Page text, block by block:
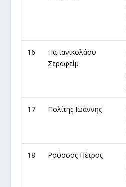
16
Παπανικολάου
Σεραφείμ
17 Πολίτης Ιωάννης
18 Ρούσσος Πέτρος